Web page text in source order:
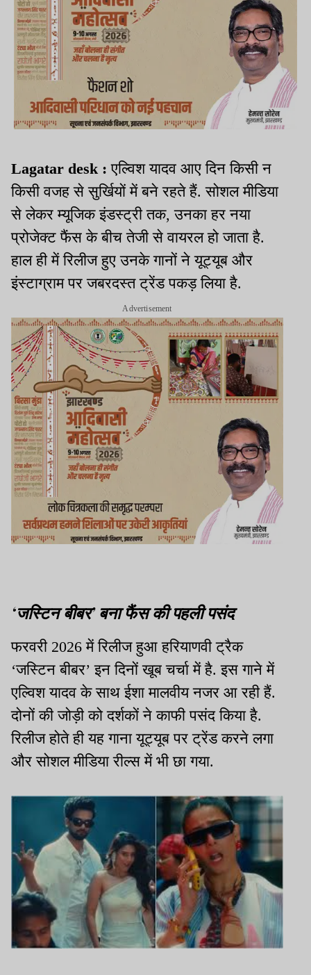
Lagatar desk : एल्विश यादव आए दिन किसी न
किसी वजह से सुर्खियों में बने रहते हैं. सोशल मीडिया
से लेकर म्यूजिक इंडस्ट्री तक, उनका हर नया
प्रोजेक्ट फैंस के बीच तेजी से वायरल हो जाता है.
हाल ही में रिलीज हुए उनके गानों ने यूट्यूब और
इंस्टाग्राम पर जबरदस्त ट्रेंड पकड़ लिया है.
Advertisement
‘जस्टिन बीबर’ बना फैंस की पहली पसंद
फरवरी 2026 में रिलीज हुआ हरियाणवी ट्रैक
‘जस्टिन बीबर’ इन दिनों खूब चर्चा में है. इस गाने में
एल्विश यादव के साथ ईशा मालवीय नजर आ रही हैं.
दोनों की जोड़ी को दर्शकों ने काफी पसंद किया है.
रिलीज होते ही यह गाना यूट्यूब पर ट्रेंड करने लगा
और सोशल मीडिया रील्स में भी छा गया.